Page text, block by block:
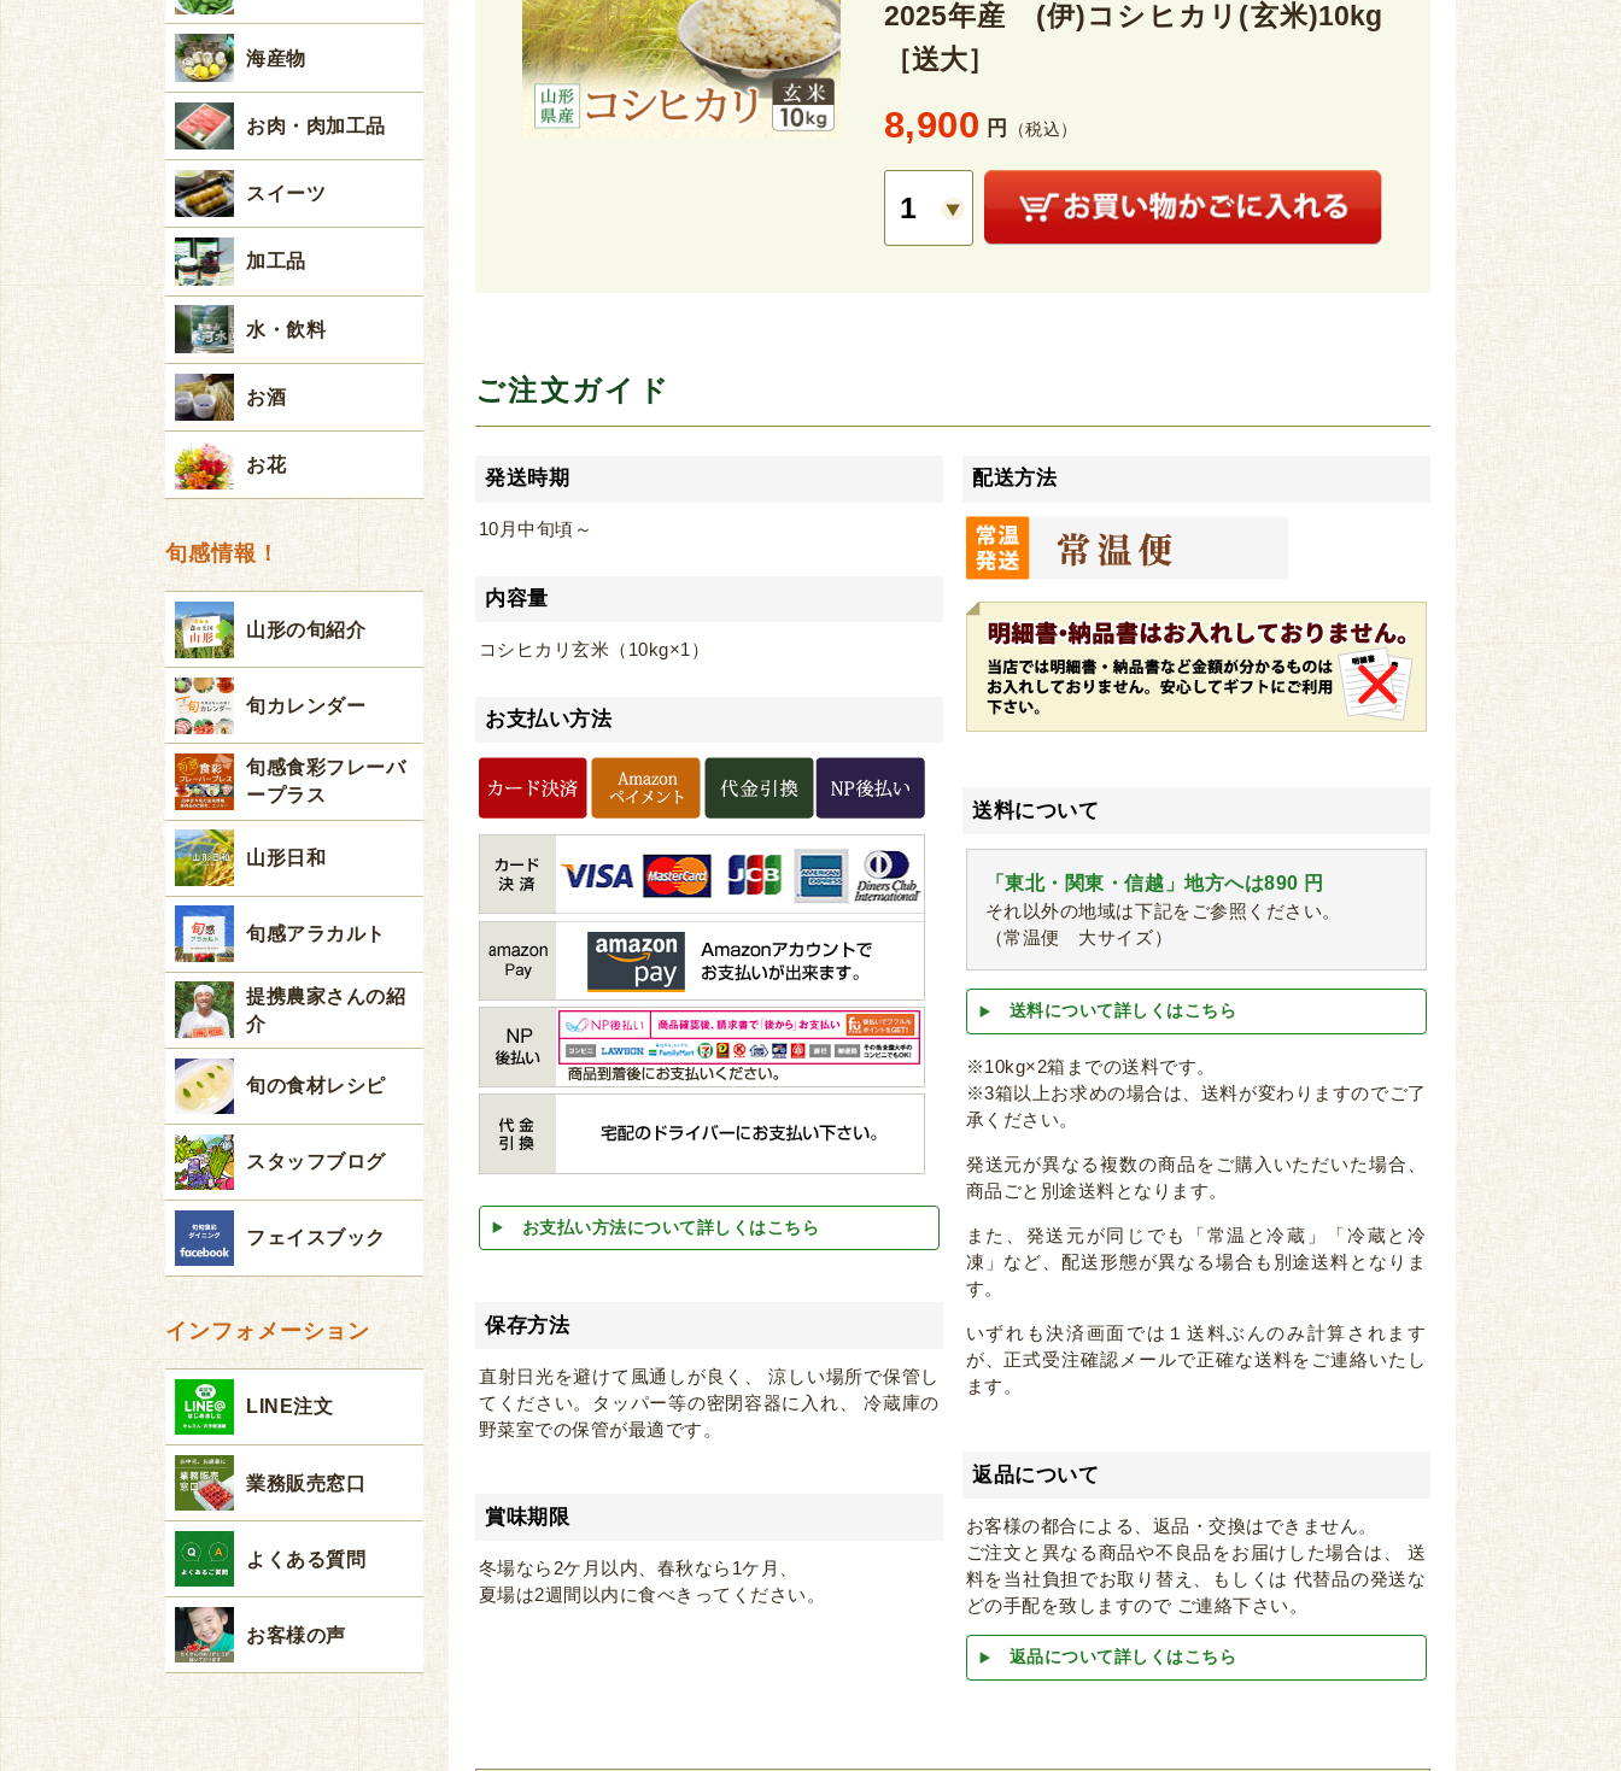
2025年産 (伊)コシヒカリ(玄米)10kg
［送大］
8,900 円 （税込）
ご注文ガイド
発送時期
10月中旬頃～
内容量
コシヒカリ玄米（10kg×1）
お支払い方法
お支払い方法について詳しくはこちら
保存方法
直射日光を避けて風通しが良く、 涼しい場所で保管し
てください。タッパー等の密閉容器に入れ、 冷蔵庫の
野菜室での保管が最適です。
賞味期限
冬場なら2ケ月以内、春秋なら1ケ月、
夏場は2週間以内に食べきってください。
配送方法
送料について
「東北・関東・信越」地方へは890 円
それ以外の地域は下記をご参照ください。
（常温便 大サイズ）
送料について詳しくはこちら
※10kg×2箱までの送料です。
※3箱以上お求めの場合は、送料が変わりますのでご了
承ください。
発送元が異なる複数の商品をご購入いただいた場合、
商品ごと別途送料となります。
また、発送元が同じでも「常温と冷蔵」「冷蔵と冷
凍」など、配送形態が異なる場合も別途送料となりま
す。
いずれも決済画面では１送料ぶんのみ計算されます
が、正式受注確認メールで正確な送料をご連絡いたし
ます。
返品について
お客様の都合による、返品・交換はできません。
ご注文と異なる商品や不良品をお届けした場合は、 送
料を当社負担でお取り替え、もしくは 代替品の発送な
どの手配を致しますので ご連絡下さい。
返品について詳しくはこちら
海産物
お肉・肉加工品
スイーツ
加工品
水・飲料
お酒
お花
旬感情報！
山形の旬紹介
旬カレンダー
旬感食彩フレーバ
ープラス
山形日和
旬感アラカルト
提携農家さんの紹
介
旬の食材レシピ
スタッフブログ
フェイスブック
インフォメーション
LINE注文
業務販売窓口
よくある質問
お客様の声